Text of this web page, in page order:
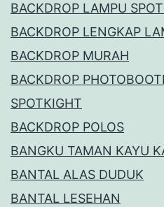
BACKDROP LAMPU
BACKDROP LENGKAP
BACKDROP MURAH
BACKDROP
SPOTKIGHT
BACKDROP POLOS
BANGKU TAMAN KAYU
BANTAL ALAS DUDUK
BANTAL LESEHAN